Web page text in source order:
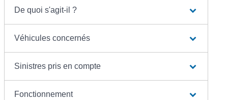
De quoi s'agit-il ?
Véhicules concernés
Sinistres pris en compte
Fonctionnement